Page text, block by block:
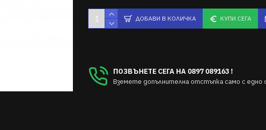
ДОБАВИ В КОЛИЧКА КУПИ СЕГА
ПОЗВЪНЕТЕ СЕГА НА 0897 089163 !
Вземете допълнителна отстъпка само с едно